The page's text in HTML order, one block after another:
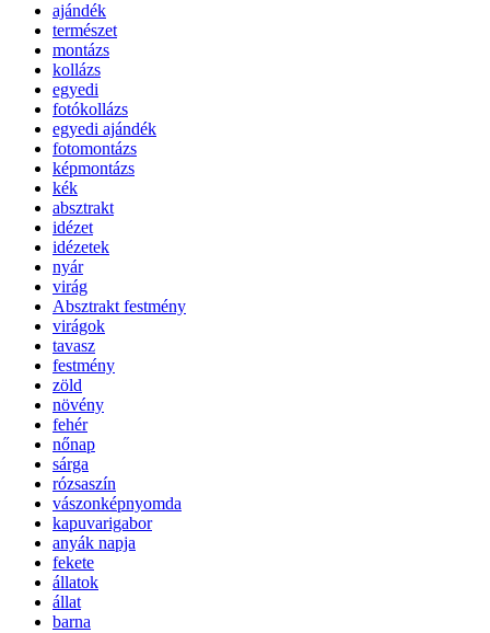
ajándék
természet
montázs
kollázs
egyedi
fotókollázs
egyedi ajándék
fotomontázs
képmontázs
kék
absztrakt
idézet
idézetek
nyár
virág
Absztrakt festmény
virágok
tavasz
festmény
zöld
növény
fehér
nőnap
sárga
rózsaszín
vászonképnyomda
kapuvarigabor
anyák napja
fekete
állatok
állat
barna